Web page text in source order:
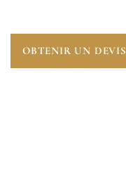
OBTENIR UN DEVIS